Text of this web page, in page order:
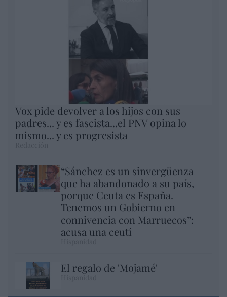
Vox pide devolver a los hijos con sus
padres... y es fascista...el PNV opina lo
mismo... y es progresista
“Sánchez es un sinvergüenza
que ha abandonado a su país,
porque Ceuta es España.
Tenemos un Gobierno en
connivencia con Marruecos”:
acusa una ceutí
El regalo de 'Mojamé'